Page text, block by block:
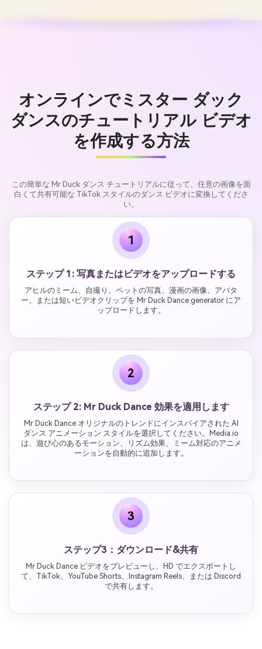
オンラインでミスター ダック
ダンスのチュートリアル ビデオ
を作成する方法
この簡単な Mr Duck ダンス チュートリアルに従って、任意の画像を面
白くて共有可能な TikTok スタイルのダンス ビデオに変換してくださ
い。
1
ステップ 1: 写真またはビデオをアップロードする
アヒルのミーム、自撮り、ペットの写真、漫画の画像、アバタ
ー、または短いビデオクリップを Mr Duck Dance generator にア
ップロードします。
2
ステップ 2: Mr Duck Dance 効果を適用します
Mr Duck Dance オリジナルのトレンドにインスパイアされた AI
ダンス アニメーション スタイルを選択してください。Media.io
は、遊び心のあるモーション、リズム効果、ミーム対応のアニメ
ーションを自動的に追加します。
3
ステップ3：ダウンロード&共有
Mr Duck Dance ビデオをプレビューし、HD でエクスポートし
て、TikTok、YouTube Shorts、Instagram Reels、または Discord
で共有します。